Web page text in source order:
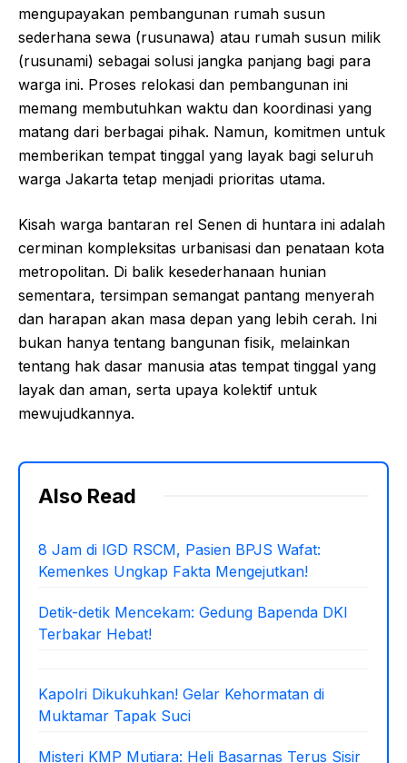
mengupayakan pembangunan rumah susun
sederhana sewa (rusunawa) atau rumah susun milik
(rusunami) sebagai solusi jangka panjang bagi para
warga ini. Proses relokasi dan pembangunan ini
memang membutuhkan waktu dan koordinasi yang
matang dari berbagai pihak. Namun, komitmen untuk
memberikan tempat tinggal yang layak bagi seluruh
warga Jakarta tetap menjadi prioritas utama.
Kisah warga bantaran rel Senen di huntara ini adalah
cerminan kompleksitas urbanisasi dan penataan kota
metropolitan. Di balik kesederhanaan hunian
sementara, tersimpan semangat pantang menyerah
dan harapan akan masa depan yang lebih cerah. Ini
bukan hanya tentang bangunan fisik, melainkan
tentang hak dasar manusia atas tempat tinggal yang
layak dan aman, serta upaya kolektif untuk
mewujudkannya.
Also Read
8 Jam di IGD RSCM, Pasien BPJS Wafat:
Kemenkes Ungkap Fakta Mengejutkan!
Detik-detik Mencekam: Gedung Bapenda DKI
Terbakar Hebat!
Kapolri Dikukuhkan! Gelar Kehormatan di
Muktamar Tapak Suci
Misteri KMP Mutiara: Heli Basarnas Terus Sisir